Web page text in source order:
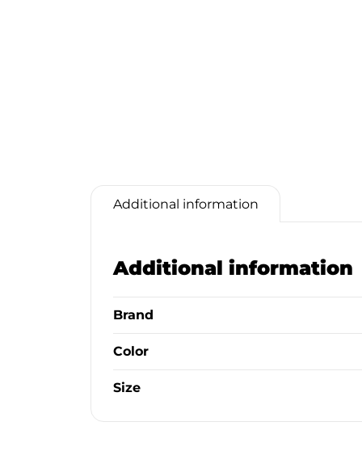
Additional information
Additional information
Brand
Color
Size